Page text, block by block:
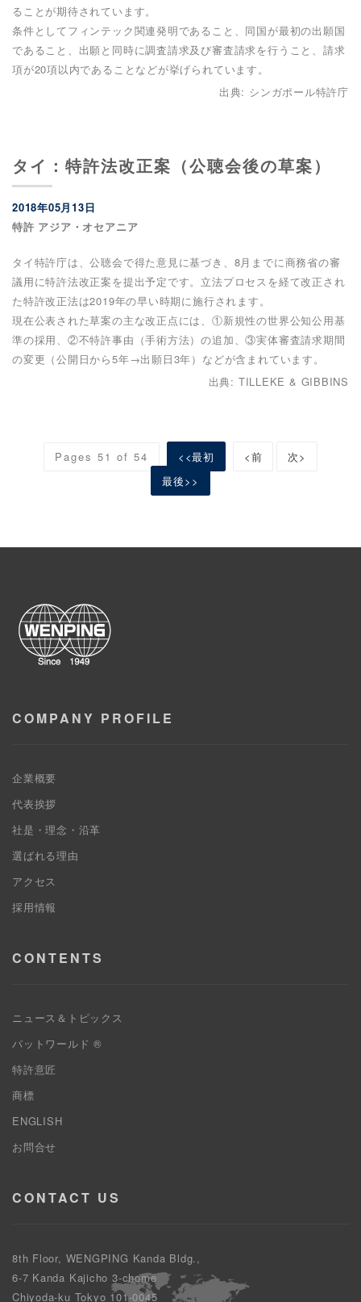
ることが期待されています。
条件としてフィンテック関連発明であること、同国が最初の出願国
であること、出願と同時に調査請求及び審査請求を行うこと、請求
項が20項以内であることなどが挙げられています。
出典: シンガポール特許庁
タイ：特許法改正案（公聴会後の草案）
2018年05月13日
特許 アジア・オセアニア
タイ特許庁は、公聴会で得た意見に基づき、8月までに商務省の審
議用に特許法改正案を提出予定です。立法プロセスを経て改正され
た特許改正法は2019年の早い時期に施行されます。
現在公表された草案の主な改正点には、①新規性の世界公知公用基
準の採用、②不特許事由（手術方法）の追加、③実体審査請求期間
の変更（公開日から5年→出願日3年）などが含まれています。
出典: TILLEKE & GIBBINS
Pages 51 of 54 <<最初 <前
次>
最後>>
COMPANY PROFILE
企業概要
代表挨拶
社是・理念・沿革
選ばれる理由
アクセス
採用情報
CONTENTS
ニュース＆トピックス
パットワールド ®
特許意匠
商標
ENGLISH
お問合せ
CONTACT US
8th Floor, WENGPING Kanda Bldg.,
6-7 Kanda Kajicho 3-chome
Chiyoda-ku Tokyo 101-0045